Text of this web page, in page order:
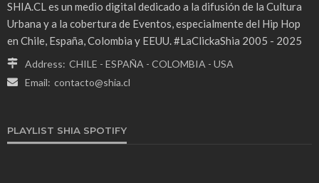
SHIA.CL es un medio digital dedicado a la difusión de la Cultura
Urbana y a la cobertura de Eventos, especialmente del Hip Hop
en Chile, España, Colombia y EEUU. #LaClickaShia 2005 - 2025
Address: CHILE - ESPAÑA - COLOMBIA - USA
Email: contacto@shia.cl
PLAYLIST SHIA SPOTIFY